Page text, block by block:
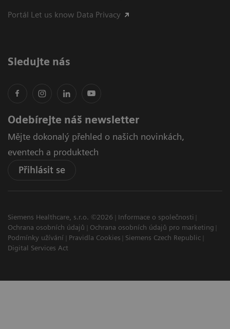
Portál Let us know Data Privacy
Sledujte nás
Odebírejte náš newsletter
Mějte dokonalý přehled o našich novinkách,
eventech a produktech
Přihlásit se
Siemens Healthcare, s.r.o. ©2026
Informace o společnosti
Ochrana osobních údajů
Ochrana osobních údajů pro marketing
Podmínky užívání
Pravidla Cookies
Siemens Czech Republic
Digital Services Act